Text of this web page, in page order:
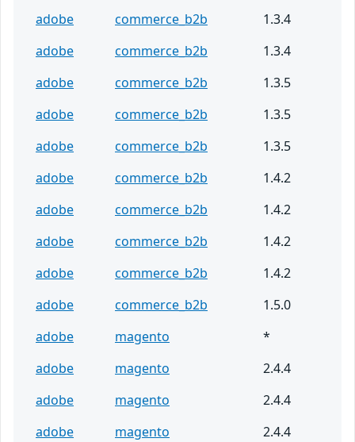
adobe
commerce_b2b
1.3.4
adobe
commerce_b2b
1.3.4
adobe
commerce_b2b
1.3.5
adobe
commerce_b2b
1.3.5
adobe
commerce_b2b
1.3.5
adobe
commerce_b2b
1.4.2
adobe
commerce_b2b
1.4.2
adobe
commerce_b2b
1.4.2
adobe
commerce_b2b
1.4.2
adobe
commerce_b2b
1.5.0
adobe
magento
*
adobe
magento
2.4.4
adobe
magento
2.4.4
adobe
magento
2.4.4